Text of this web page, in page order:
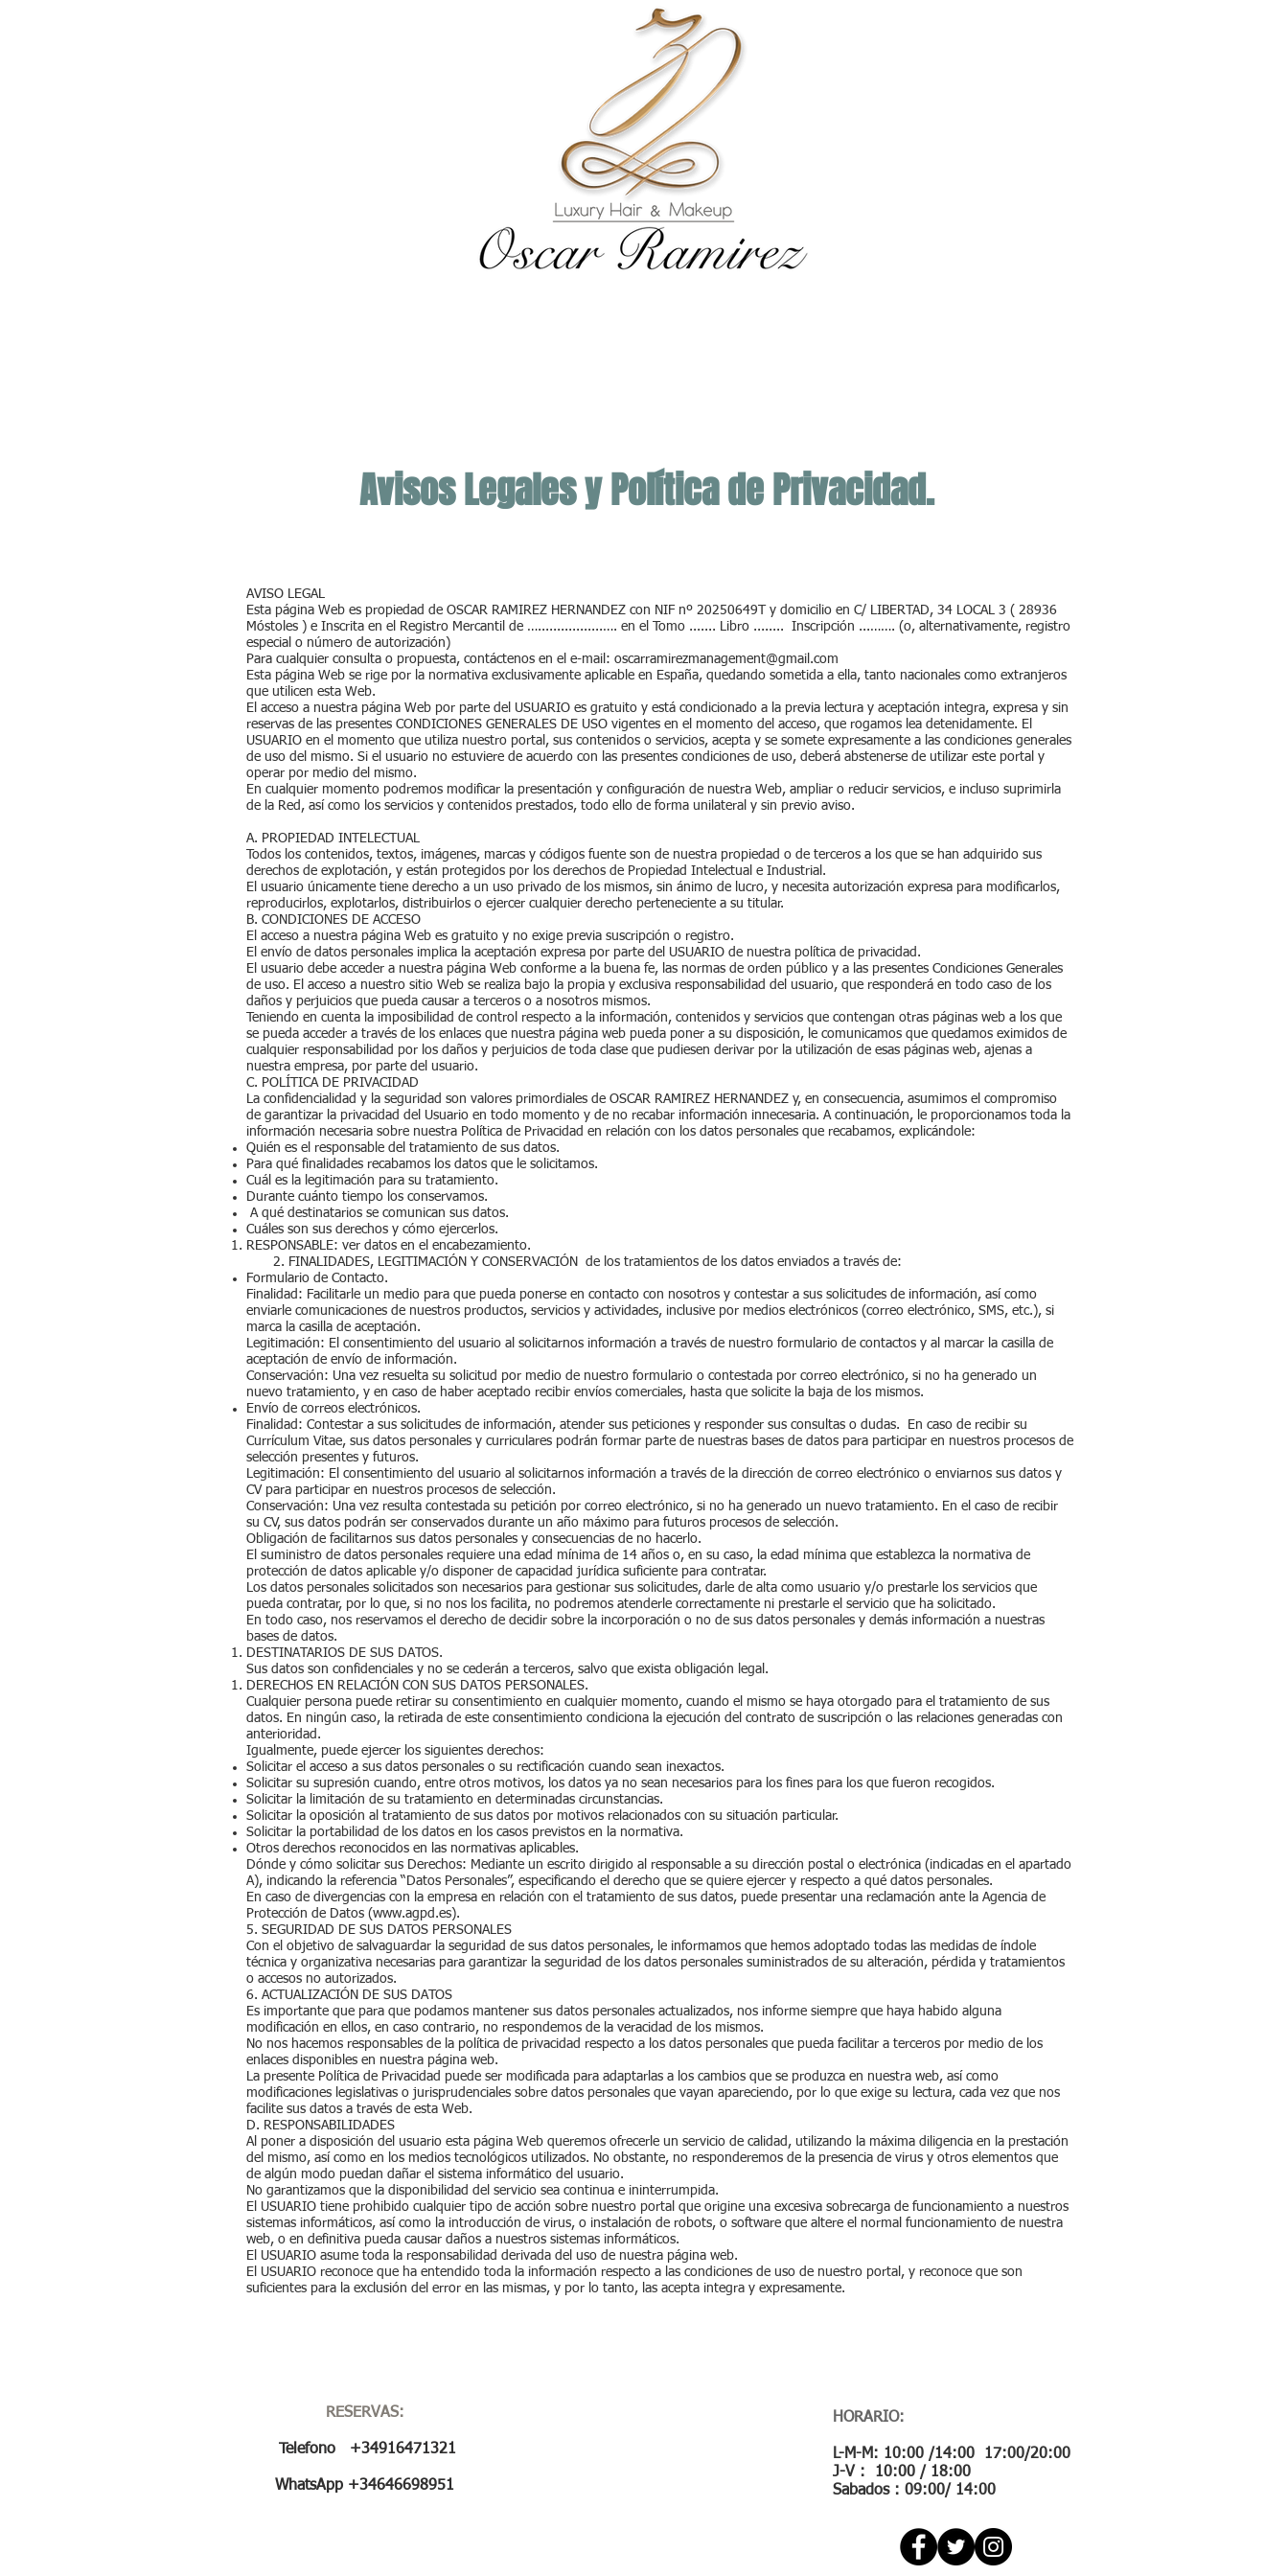
Avisos Legales y Política de Privacidad.
AVISO LEGAL
Esta página Web es propiedad de OSCAR RAMIREZ HERNANDEZ con NIF nº 20250649T y domicilio en C/ LIBERTAD, 34 LOCAL 3 ( 28936
Móstoles ) e Inscrita en el Registro Mercantil de ….................…. en el Tomo ....... Libro ........ Inscripción ...……. (o, alternativamente, registro
especial o número de autorización)
Para cualquier consulta o propuesta, contáctenos en el e-mail: oscarramirezmanagement@gmail.com
Esta página Web se rige por la normativa exclusivamente aplicable en España, quedando sometida a ella, tanto nacionales como extranjeros
que utilicen esta Web.
El acceso a nuestra página Web por parte del USUARIO es gratuito y está condicionado a la previa lectura y aceptación integra, expresa y sin
reservas de las presentes CONDICIONES GENERALES DE USO vigentes en el momento del acceso, que rogamos lea detenidamente. El
USUARIO en el momento que utiliza nuestro portal, sus contenidos o servicios, acepta y se somete expresamente a las condiciones generales
de uso del mismo. Si el usuario no estuviere de acuerdo con las presentes condiciones de uso, deberá abstenerse de utilizar este portal y
operar por medio del mismo.
En cualquier momento podremos modificar la presentación y configuración de nuestra Web, ampliar o reducir servicios, e incluso suprimirla
de la Red, así como los servicios y contenidos prestados, todo ello de forma unilateral y sin previo aviso.
A. PROPIEDAD INTELECTUAL
Todos los contenidos, textos, imágenes, marcas y códigos fuente son de nuestra propiedad o de terceros a los que se han adquirido sus
derechos de explotación, y están protegidos por los derechos de Propiedad Intelectual e Industrial.
El usuario únicamente tiene derecho a un uso privado de los mismos, sin ánimo de lucro, y necesita autorización expresa para modificarlos,
reproducirlos, explotarlos, distribuirlos o ejercer cualquier derecho perteneciente a su titular.
B. CONDICIONES DE ACCESO
El acceso a nuestra página Web es gratuito y no exige previa suscripción o registro.
El envío de datos personales implica la aceptación expresa por parte del USUARIO de nuestra política de privacidad.
El usuario debe acceder a nuestra página Web conforme a la buena fe, las normas de orden público y a las presentes Condiciones Generales
de uso. El acceso a nuestro sitio Web se realiza bajo la propia y exclusiva responsabilidad del usuario, que responderá en todo caso de los
daños y perjuicios que pueda causar a terceros o a nosotros mismos.
Teniendo en cuenta la imposibilidad de control respecto a la información, contenidos y servicios que contengan otras páginas web a los que
se pueda acceder a través de los enlaces que nuestra página web pueda poner a su disposición, le comunicamos que quedamos eximidos de
cualquier responsabilidad por los daños y perjuicios de toda clase que pudiesen derivar por la utilización de esas páginas web, ajenas a
nuestra empresa, por parte del usuario.
C. POLÍTICA DE PRIVACIDAD
La confidencialidad y la seguridad son valores primordiales de OSCAR RAMIREZ HERNANDEZ y, en consecuencia, asumimos el compromiso
de garantizar la privacidad del Usuario en todo momento y de no recabar información innecesaria. A continuación, le proporcionamos toda la
información necesaria sobre nuestra Política de Privacidad en relación con los datos personales que recabamos, explicándole:
Quién es el responsable del tratamiento de sus datos.
Para qué finalidades recabamos los datos que le solicitamos.
Cuál es la legitimación para su tratamiento.
Durante cuánto tiempo los conservamos.
A qué destinatarios se comunican sus datos.
Cuáles son sus derechos y cómo ejercerlos.
RESPONSABLE: ver datos en el encabezamiento.
2. FINALIDADES, LEGITIMACIÓN Y CONSERVACIÓN de los tratamientos de los datos enviados a través de:
Formulario de Contacto.
Finalidad: Facilitarle un medio para que pueda ponerse en contacto con nosotros y contestar a sus solicitudes de información, así como
enviarle comunicaciones de nuestros productos, servicios y actividades, inclusive por medios electrónicos (correo electrónico, SMS, etc.), si
marca la casilla de aceptación.
Legitimación: El consentimiento del usuario al solicitarnos información a través de nuestro formulario de contactos y al marcar la casilla de
aceptación de envío de información.
Conservación: Una vez resuelta su solicitud por medio de nuestro formulario o contestada por correo electrónico, si no ha generado un
nuevo tratamiento, y en caso de haber aceptado recibir envíos comerciales, hasta que solicite la baja de los mismos.
Envío de correos electrónicos.
Finalidad: Contestar a sus solicitudes de información, atender sus peticiones y responder sus consultas o dudas. En caso de recibir su
Currículum Vitae, sus datos personales y curriculares podrán formar parte de nuestras bases de datos para participar en nuestros procesos de
selección presentes y futuros.
Legitimación: El consentimiento del usuario al solicitarnos información a través de la dirección de correo electrónico o enviarnos sus datos y
CV para participar en nuestros procesos de selección.
Conservación: Una vez resulta contestada su petición por correo electrónico, si no ha generado un nuevo tratamiento. En el caso de recibir
su CV, sus datos podrán ser conservados durante un año máximo para futuros procesos de selección.
Obligación de facilitarnos sus datos personales y consecuencias de no hacerlo.
El suministro de datos personales requiere una edad mínima de 14 años o, en su caso, la edad mínima que establezca la normativa de
protección de datos aplicable y/o disponer de capacidad jurídica suficiente para contratar.
Los datos personales solicitados son necesarios para gestionar sus solicitudes, darle de alta como usuario y/o prestarle los servicios que
pueda contratar, por lo que, si no nos los facilita, no podremos atenderle correctamente ni prestarle el servicio que ha solicitado.
En todo caso, nos reservamos el derecho de decidir sobre la incorporación o no de sus datos personales y demás información a nuestras
bases de datos.
DESTINATARIOS DE SUS DATOS.
Sus datos son confidenciales y no se cederán a terceros, salvo que exista obligación legal.
DERECHOS EN RELACIÓN CON SUS DATOS PERSONALES.
Cualquier persona puede retirar su consentimiento en cualquier momento, cuando el mismo se haya otorgado para el tratamiento de sus
datos. En ningún caso, la retirada de este consentimiento condiciona la ejecución del contrato de suscripción o las relaciones generadas con
anterioridad.
Igualmente, puede ejercer los siguientes derechos:
Solicitar el acceso a sus datos personales o su rectificación cuando sean inexactos.
Solicitar su supresión cuando, entre otros motivos, los datos ya no sean necesarios para los fines para los que fueron recogidos.
Solicitar la limitación de su tratamiento en determinadas circunstancias.
Solicitar la oposición al tratamiento de sus datos por motivos relacionados con su situación particular.
Solicitar la portabilidad de los datos en los casos previstos en la normativa.
Otros derechos reconocidos en las normativas aplicables.
Dónde y cómo solicitar sus Derechos: Mediante un escrito dirigido al responsable a su dirección postal o electrónica (indicadas en el apartado
A), indicando la referencia “Datos Personales”, especificando el derecho que se quiere ejercer y respecto a qué datos personales.
En caso de divergencias con la empresa en relación con el tratamiento de sus datos, puede presentar una reclamación ante la Agencia de
Protección de Datos (www.agpd.es).
5. SEGURIDAD DE SUS DATOS PERSONALES
Con el objetivo de salvaguardar la seguridad de sus datos personales, le informamos que hemos adoptado todas las medidas de índole
técnica y organizativa necesarias para garantizar la seguridad de los datos personales suministrados de su alteración, pérdida y tratamientos
o accesos no autorizados.
6. ACTUALIZACIÓN DE SUS DATOS
Es importante que para que podamos mantener sus datos personales actualizados, nos informe siempre que haya habido alguna
modificación en ellos, en caso contrario, no respondemos de la veracidad de los mismos.
No nos hacemos responsables de la política de privacidad respecto a los datos personales que pueda facilitar a terceros por medio de los
enlaces disponibles en nuestra página web.
La presente Política de Privacidad puede ser modificada para adaptarlas a los cambios que se produzca en nuestra web, así como
modificaciones legislativas o jurisprudenciales sobre datos personales que vayan apareciendo, por lo que exige su lectura, cada vez que nos
facilite sus datos a través de esta Web.
D. RESPONSABILIDADES
Al poner a disposición del usuario esta página Web queremos ofrecerle un servicio de calidad, utilizando la máxima diligencia en la prestación
del mismo, así como en los medios tecnológicos utilizados. No obstante, no responderemos de la presencia de virus y otros elementos que
de algún modo puedan dañar el sistema informático del usuario.
No garantizamos que la disponibilidad del servicio sea continua e ininterrumpida.
El USUARIO tiene prohibido cualquier tipo de acción sobre nuestro portal que origine una excesiva sobrecarga de funcionamiento a nuestros
sistemas informáticos, así como la introducción de virus, o instalación de robots, o software que altere el normal funcionamiento de nuestra
web, o en definitiva pueda causar daños a nuestros sistemas informáticos.
El USUARIO asume toda la responsabilidad derivada del uso de nuestra página web.
El USUARIO reconoce que ha entendido toda la información respecto a las condiciones de uso de nuestro portal, y reconoce que son
suficientes para la exclusión del error en las mismas, y por lo tanto, las acepta integra y expresamente.
RESERVAS:
Telefono +34916471321
WhatsApp +34646698951
HORARIO:
L-M-M: 10:00 /14:00 17:00/20:00
​J-V : 10:00 / 18:00
Sabados : 09:00/ 14:00